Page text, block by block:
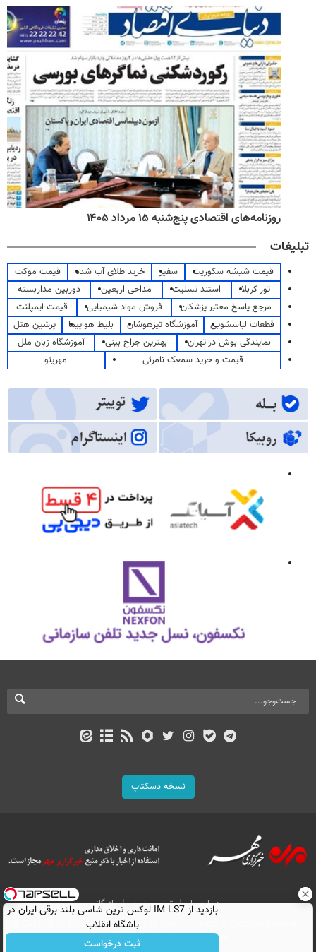
روزنامه‌های اقتصادی پنج‌شنبه ۱۵ مرداد ۱۴۰۵
تبلیغات
قیمت شیشه سکوریت سفیر خرید طلای آب شده
قیمت موکت
تور کربلا
استند تسلیت مداحی اربعین
دوربین مداربسته
مرجع پاسخ معتبر پزشکان
فروش مواد شیمیایی
قیمت ایمپلنت
قطعات لباسشویی
آموزشگاه تیزهوشان بلیط هواپیما
پرشین هتل
نمایندگی بوش در تهران
بهترین جراح بینی
آموزشگاه زبان ملل
قیمت و خرید سمعک نامرئی
مهرینو
نسخه دسکتاپ
درباره ما تماس با ما
بازرگانی
All Content by Mehr News Agency is licensed under a Creative Commons
Attribution 4.0 International License.
بازدید از IM LS7 لوکس ترین شاسی بلند برقی ایران در
باشگاه انقلاب
ثبت درخواست